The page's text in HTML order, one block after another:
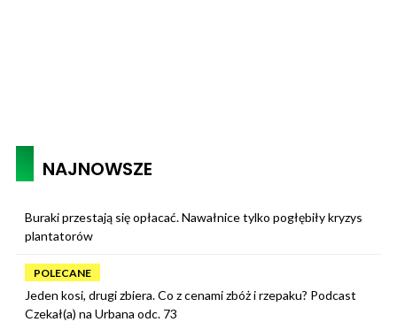
NAJNOWSZE
Buraki przestają się opłacać. Nawałnice tylko pogłębiły kryzys
plantatorów
POLECANE
Jeden kosi, drugi zbiera. Co z cenami zbóż i rzepaku? Podcast
Czekał(a) na Urbana odc. 73